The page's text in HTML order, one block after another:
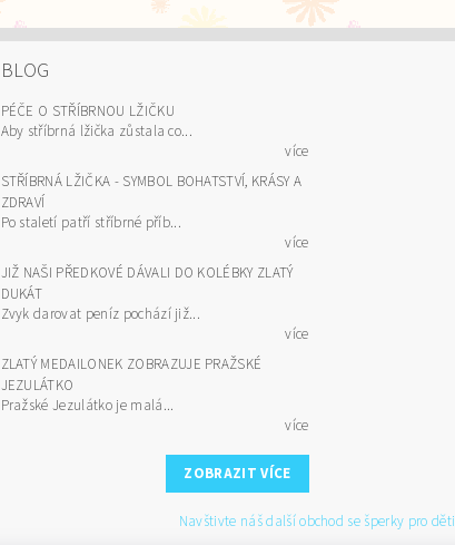
BLOG
PÉČE O STŘÍBRNOU LŽIČKU
Aby stříbrná lžička zůstala co...
více
STŘÍBRNÁ LŽIČKA - SYMBOL BOHATSTVÍ, KRÁSY A
ZDRAVÍ
Po staletí patří stříbrné příb...
více
JIŽ NAŠI PŘEDKOVÉ DÁVALI DO KOLÉBKY ZLATÝ
DUKÁT
Zvyk darovat peníz pochází již...
více
ZLATÝ MEDAILONEK ZOBRAZUJE PRAŽSKÉ
JEZULÁTKO
Pražské Jezulátko je malá...
více
ZOBRAZIT VÍCE
Navštivte náš další obchod se šperky pro děti